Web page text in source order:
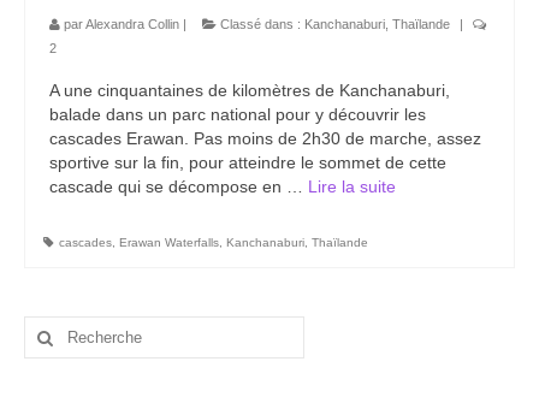
parAlexandra Collin | Classé dans : Kanchanaburi Thaïlande
|
2
A une cinquantaines de kilomètres de Kanchanaburi,
balade dans un parc national pour y découvrir les
cascades Erawan. Pas moins de 2h30 de marche, assez
sportive sur la fin, pour atteindre le sommet de cette
cascade qui se décompose en … Lire la suite­­
cascades Erawan Waterfalls Kanchanaburi Thaïlande
Rechercher